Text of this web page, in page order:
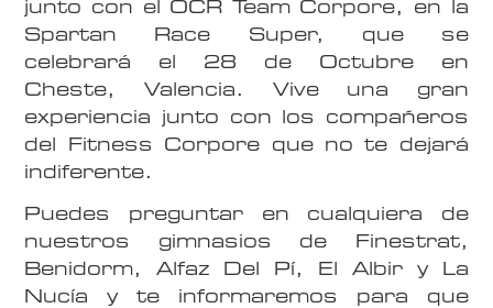
junto con el OCR Team Corpore, en la
Spartan Race Super, que se
celebrará el 28 de Octubre en
Cheste, Valencia. Vive una gran
experiencia junto con los compañeros
del Fitness Corpore que no te dejará
indiferente.
Puedes preguntar en cualquiera de
nuestros gimnasios de Finestrat,
Benidorm, Alfaz Del Pí, El Albir y La
Nucía y te informaremos para que